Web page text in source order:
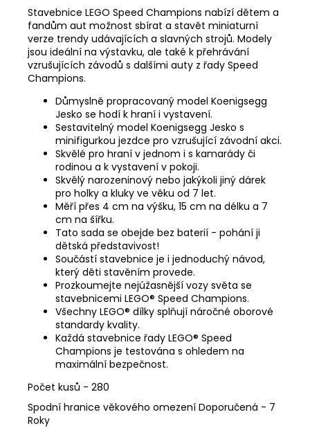
Stavebnice LEGO Speed Champions nabízí dětem a
fandům aut možnost sbírat a stavět miniaturní
verze trendy udávajících a slavných strojů. Modely
jsou ideální na výstavku, ale také k přehrávání
vzrušujících závodů s dalšími auty z řady Speed
Champions.
Důmyslně propracovaný model Koenigsegg
Jesko se hodí k hraní i vystavení.
Sestavitelný model Koenigsegg Jesko s
minifigurkou jezdce pro vzrušující závodní akci.
Skvělé pro hraní v jednom i s kamarády či
rodinou a k vystavení v pokoji.
Skvělý narozeninový nebo jakýkoli jiný dárek
pro holky a kluky ve věku od 7 let.
Měří přes 4 cm na výšku, 15 cm na délku a 7
cm na šířku.
Tato sada se obejde bez baterií - pohání ji
dětská představivost!
Součástí stavebnice je i jednoduchý návod,
který děti stavěním provede.
Prozkoumejte nejúžasnější vozy světa se
stavebnicemi LEGO® Speed Champions.
Všechny LEGO® dílky splňují náročné oborové
standardy kvality.
Každá stavebnice řady LEGO® Speed
Champions je testována s ohledem na
maximální bezpečnost.
Počet kusů - 280
Spodní hranice věkového omezení Doporučená - 7
Roky